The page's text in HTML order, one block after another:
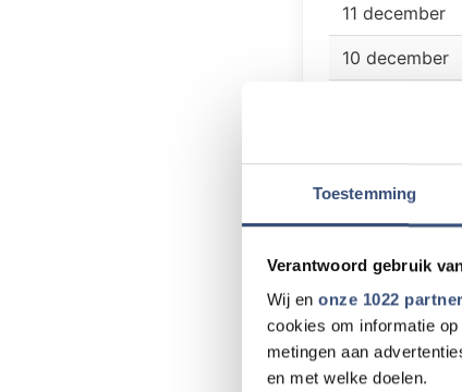
Toestemming
Verantwoord gebruik
Wij en onze 1022
cookies om informatie
metingen aan
en met welke doelen.
11 december
10 december
10 december
10 december
09 december
07 december